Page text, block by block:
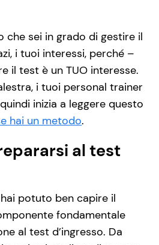
che sei in grado di gestire il
i tuoi interessi, perché –
il test è un TUO interesse.
i tuoi personal trainer
inizia a leggere questo
hai un metodo.
al test
potuto ben capire il
fondamentale
al test d’ingresso. Da